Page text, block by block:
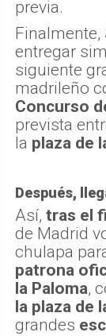
previa.
Finalmente,
entregar
siguiente
madrileño
Concurso
prevista
la plaza de
Después,
Así, tras el
de Madrid
chulapa
patrona
la Paloma,
la plaza de
grandes